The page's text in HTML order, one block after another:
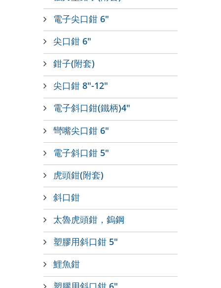
電子尖口鉗 6"
尖口鉗 6"
鉗子(附套)
尖口鉗 8"-12"
電子斜口鉗(鐵柄)4"
彎嘴尖口鉗 6"
電子斜口鉗 5"
虎頭鉗(附套)
斜口鉗
太魯虎頭鉗，鎢鋼
塑膠用斜口鉗 5"
鯉魚鉗